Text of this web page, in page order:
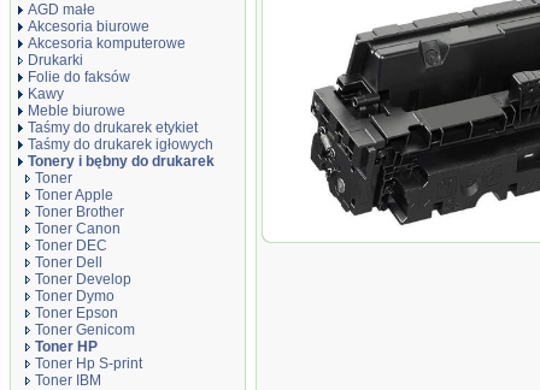
AGD małe
Akcesoria biurowe
Akcesoria komputerowe
Drukarki
Folie do faksów
Kawy
Meble biurowe
Taśmy do drukarek etykiet
Taśmy do drukarek igłowych
Tonery i bębny do drukarek
Toner
Toner Apple
Toner Brother
Toner Canon
Toner DEC
Toner Dell
Toner Develop
Toner Dymo
Toner Epson
Toner Genicom
Toner HP
Toner Hp S-print
Toner IBM
Toner zamiennik DT415XCH Cyan